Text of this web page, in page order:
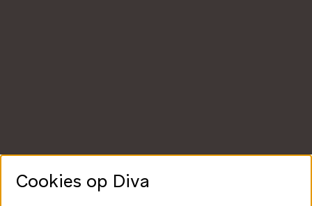
Cookies op Diva